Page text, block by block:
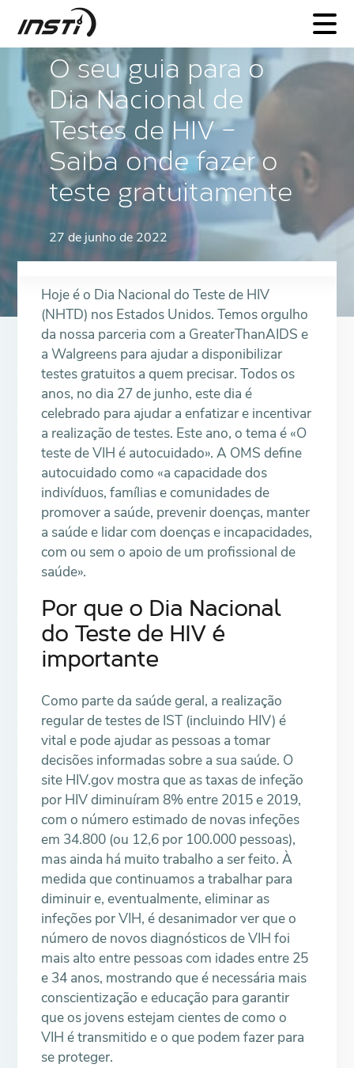
O seu guia para o
Dia Nacional de
Testes de HIV –
Saiba onde fazer o
teste gratuitamente
27 de junho de 2022
Hoje é o Dia Nacional do Teste de HIV
(NHTD) nos Estados Unidos. Temos orgulho
da nossa parceria com a GreaterThanAIDS e
a Walgreens para ajudar a disponibilizar
testes gratuitos a quem precisar. Todos os
anos, no dia 27 de junho, este dia é
celebrado para ajudar a enfatizar e incentivar
a realização de testes. Este ano, o tema é «O
teste de VIH é autocuidado». A OMS define
autocuidado como «a capacidade dos
indivíduos, famílias e comunidades de
promover a saúde, prevenir doenças, manter
a saúde e lidar com doenças e incapacidades,
com ou sem o apoio de um profissional de
saúde».
Por que o Dia Nacional
do Teste de HIV é
importante
Como parte da saúde geral, a realização
regular de testes de IST (incluindo HIV) é
vital e pode ajudar as pessoas a tomar
decisões informadas sobre a sua saúde. O
site HIV.gov mostra que as taxas de infeção
por HIV diminuíram 8% entre 2015 e 2019,
com o número estimado de novas infeções
em 34.800 (ou 12,6 por 100.000 pessoas),
mas ainda há muito trabalho a ser feito. À
medida que continuamos a trabalhar para
diminuir e, eventualmente, eliminar as
infeções por VIH, é desanimador ver que o
número de novos diagnósticos de VIH foi
mais alto entre pessoas com idades entre 25
e 34 anos, mostrando que é necessária mais
conscientização e educação para garantir
que os jovens estejam cientes de como o
VIH é transmitido e o que podem fazer para
se proteger.